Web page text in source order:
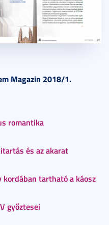
Magazin 2018/1.
romantika
és az akarat
kordában tartható a káosz
győztesei